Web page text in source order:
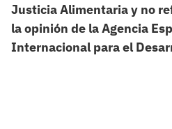
Justicia Alimentaria y no
la opinión de la Agencia
Internacional para el